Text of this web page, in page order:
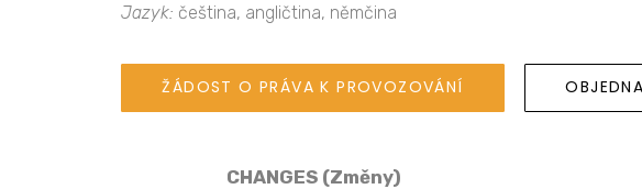
Jazyk: čeština, angličtina, němčina
ŽÁDOST O PRÁVA K PROVOZOVÁNÍ
CHANGES (Změny)